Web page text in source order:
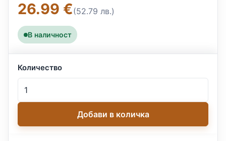
26.99 €(52.79 лв.)
В наличност
Количество
Добави в количка